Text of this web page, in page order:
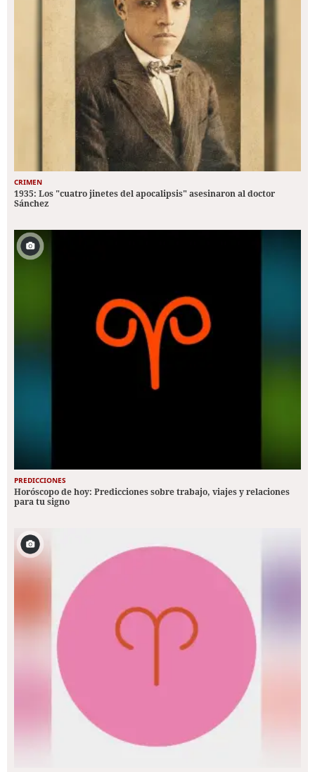
CRIMEN
1935: Los "cuatro jinetes del apocalipsis" asesinaron al doctor
Sánchez
PREDICCIONES
Horóscopo de hoy: Predicciones sobre trabajo, viajes y relaciones
para tu signo